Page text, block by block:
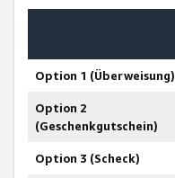
Option 1 (Überweisung)
Option 2
(Geschenkgutschein)
Option 3 (Scheck)